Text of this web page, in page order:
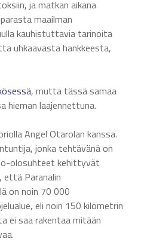
ja matkan aikana
maailman
kauhistuttavia tarinoita
uhkaavasta hankkeesta,
, mutta tässä samaa
hieman laajennettuna.
Angel Otarolan kanssa.
jonka tehtävänä on
olosuhteet kehittyvät
että Paranalin
on noin 70 000
eli noin 150 kilometrin
ei saa rakentaa mitään